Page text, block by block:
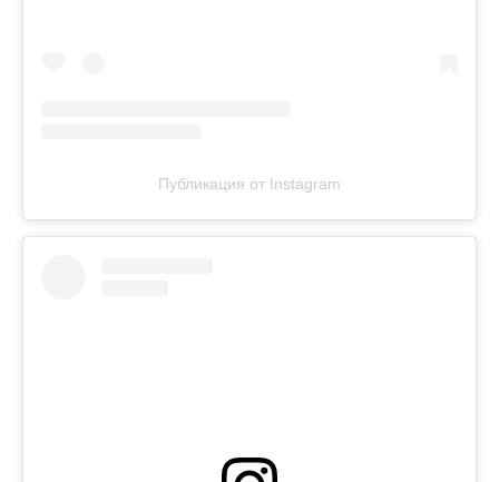
Публикация от Instagram